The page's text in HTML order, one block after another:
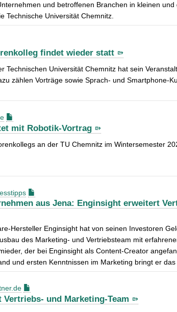
und betroffenen Branchen in kleinen
Technische Universität Chemnitz.
findet wieder statt
Technischen Universität Chemnitz hat sein
zählen Vorträge sowie Sprach- und Smartphone-
mit Robotik-Vortrag
an der TU Chemnitz im Wintersemester
aus Jena: Enginsight erweitert
Hersteller Enginsight hat von seinen Investoren
des Marketing- und Vertriebsteam mit
der bei Enginsight als Content-Creator
und ersten Kenntnissen im Marketing bringt er
und Marketing-Team